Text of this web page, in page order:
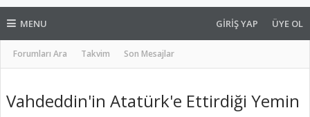
MENU
Forumları Ara Takvim Son Mesajlar
GIRIŞ YAP ÜYE OL
Vahdeddin'in Atatürk'e Ettirdiği Yemin